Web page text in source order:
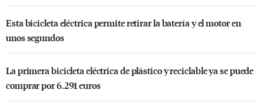
Esta bicicleta eléctrica permite retirar la batería y el motor en
unos segundos
La primera bicicleta eléctrica de plástico y reciclable ya se puede
comprar por 6.291 euros